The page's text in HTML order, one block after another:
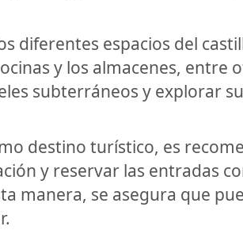
diferentes espacios del
y los almacenes, entre
subterráneos y explorar
destino turístico, es
y reservar las entradas
manera, se asegura que